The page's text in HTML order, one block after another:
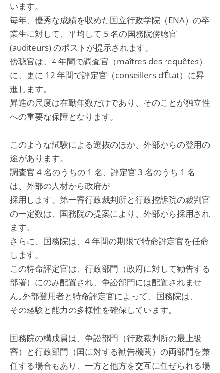
います。
毎年、優秀な成績を収めた国立行政学院（ENA）の卒
業生に対して、平均して 5 名の国務院傍聴官
(auditeurs) のポストが提示されます。
傍聴官は、4 年間で調査官（maîtres des requêtes）
に、更に 12 年間で評定官（conseillers d’État）に昇
進します。
昇進の尺度は在勤年数だけであり、そのことが独立性
への重要な保障となります。
このような試験による選抜のほか、外部からの登用の
途があります。
調査官 4 名のうちの 1 名、評定官 3 名のうち 1 名
は、外部の人材から政府が
採用します。第一審行政裁判所と行政控訴院の裁判官
の一定数は、国務院の提案により、外部から採用され
ます。
さらに、国務院は、4 年間の期限で特命評定官を任命
します。
この特命評定官は、行政部門（政府に対して勧告する
部署）にのみ配置され、争訟部門には配置されませ
ん｡外部登用者と特命評定官によって、国務院は、
その経験と能力の多様性を確保しています。
国務院の構成員は、争訟部門（行政裁判所の最上級
審）と行政部門（国に対する勧告機関）の両部門を兼
任する場合もあり、一方と他方を交互に任ぜられる場